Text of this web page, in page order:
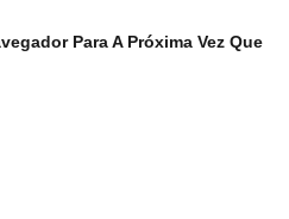
Para A Próxima Vez Que